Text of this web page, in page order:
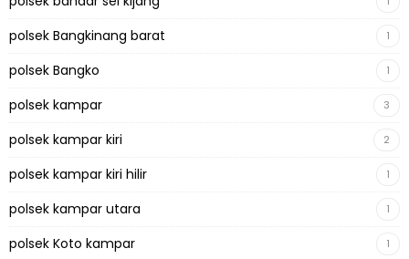
polsek Bangkinang barat 1
polsek Bangko 1
polsek kampar 3
polsek kampar kiri 2
polsek kampar kiri hilir 1
polsek kampar utara 1
polsek Koto kampar 1